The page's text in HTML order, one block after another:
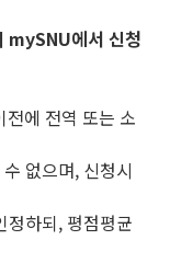
mySNU에서 신청
에 전역 또는 소
없으며, 신청시
하되, 평점평균